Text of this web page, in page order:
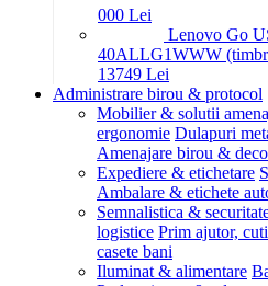
000 Lei
Lenovo Go
40ALLG1WWW
13749 Lei
Administrare birou & protocol
Mobilier & solutii
ergonomie Dulapuri
Amenajare birou &
Expediere & etichetare
Ambalare & etichete
Semnalistica &
logistice Prim ajutor,
casete bani
Iluminat & alimentare